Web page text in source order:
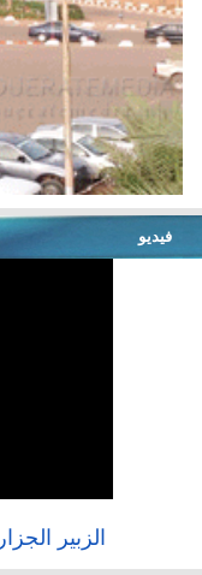
فيديو
الزبير